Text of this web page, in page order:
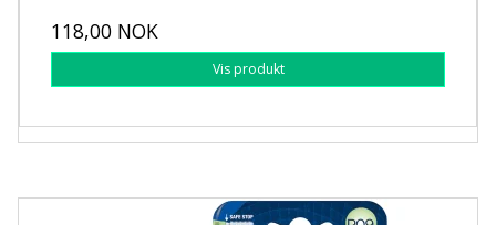
118,00 NOK
Vis produkt